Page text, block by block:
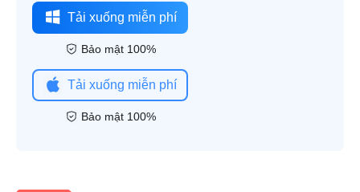
Tải xuống miễn phí
Bảo mật 100%
Tải xuống miễn phí
Bảo mật 100%